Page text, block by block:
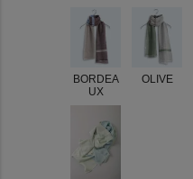
BORDEA
UX
OLIVE